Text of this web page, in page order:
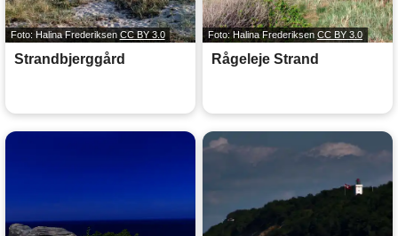
Foto: Halina Frederiksen CC BY 3.0
Strandbjerggård
Foto: Halina Frederiksen CC BY 3.0
Rågeleje Strand